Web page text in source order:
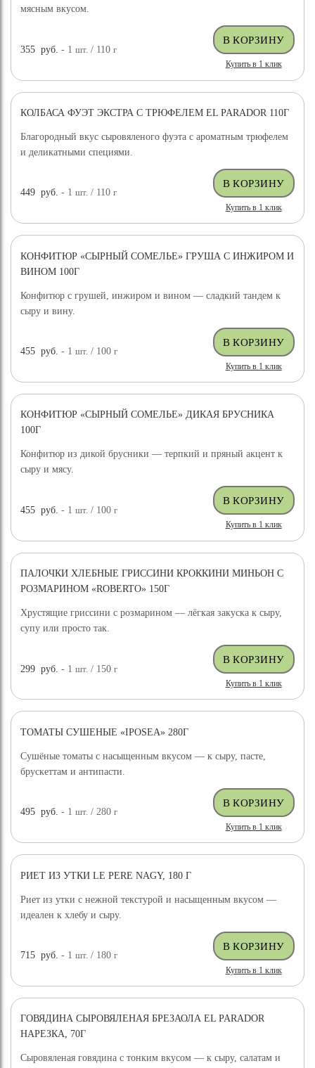
мясным вкусом.
355 руб. - 1шт. / 110г
Купить в 1 клик
КОЛБАСА ФУЭТ ЭКСТРА С ТРЮФЕЛЕМ EL PARADOR 110Г
Благородный вкус сыровяленого фуэта с ароматным трюфелем
и деликатными специями.
449 руб. - 1шт. / 110г
Купить в 1 клик
КОНФИТЮР «СЫРНЫЙ СОМЕЛЬЕ» ГРУША С ИНЖИРОМ И
ВИНОМ 100Г
Конфитюр с грушей, инжиром и вином — сладкий тандем к
сыру и вину.
455 руб. - 1шт. / 100г
Купить в 1 клик
КОНФИТЮР «СЫРНЫЙ СОМЕЛЬЕ» ДИКАЯ БРУСНИКА
100Г
Конфитюр из дикой брусники — терпкий и пряный акцент к
сыру и мясу.
455 руб. - 1шт. / 100г
Купить в 1 клик
ПАЛОЧКИ ХЛЕБНЫЕ ГРИССИНИ КРОККИНИ МИНЬОН С
РОЗМАРИНОМ «ROBERTO» 150Г
Хрустящие гриссини с розмарином — лёгкая закуска к сыру,
супу или просто так.
299 руб. - 1шт. / 150г
Купить в 1 клик
ТОМАТЫ СУШЕНЫЕ «IPOSEA» 280Г
Сушёные томаты с насыщенным вкусом — к сыру, пасте,
брускеттам и антипасти.
495 руб. - 1шт. / 280г
Купить в 1 клик
РИЕТ ИЗ УТКИ LE PERE NAGY, 180 Г
Риет из утки с нежной текстурой и насыщенным вкусом —
идеален к хлебу и сыру.
715 руб. - 1шт. / 180г
Купить в 1 клик
ГОВЯДИНА СЫРОВЯЛЕНАЯ БРЕЗАОЛА EL PARADOR
НАРЕЗКА, 70Г
Сыровяленая говядина с тонким вкусом — к сыру, салатам и